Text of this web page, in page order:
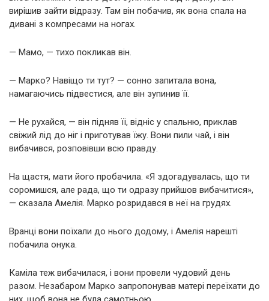
вирішив зайти відразу. Там він побачив, як вона спала на
дивані з компресами на ногах.
— Мамо, — тихо покликав він.
— Марко? Навіщо ти тут? — сонно запитала вона,
намагаючись підвестися, але він зупинив її.
— Не рухайся, — він підняв її, відніс у спальню, приклав
свіжий лід до ніг і приготував їжу. Вони пили чай, і він
вибачився, розповівши всю правду.
На щастя, мати його пробачила. «Я здогадувалась, що ти
соромишся, але рада, що ти одразу прийшов вибачитися»,
— сказала Амелія. Марко розридався в неї на грудях.
Вранці вони поїхали до нього додому, і Амелія нарешті
побачила онука.
Каміла теж вибачилася, і вони провели чудовий день
разом. Незабаром Марко запропонував матері переїхати до